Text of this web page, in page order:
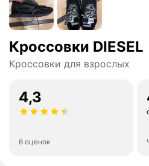
Кроссовки DIESEL
Кроссовки для взрослых
4,3
6 оценок